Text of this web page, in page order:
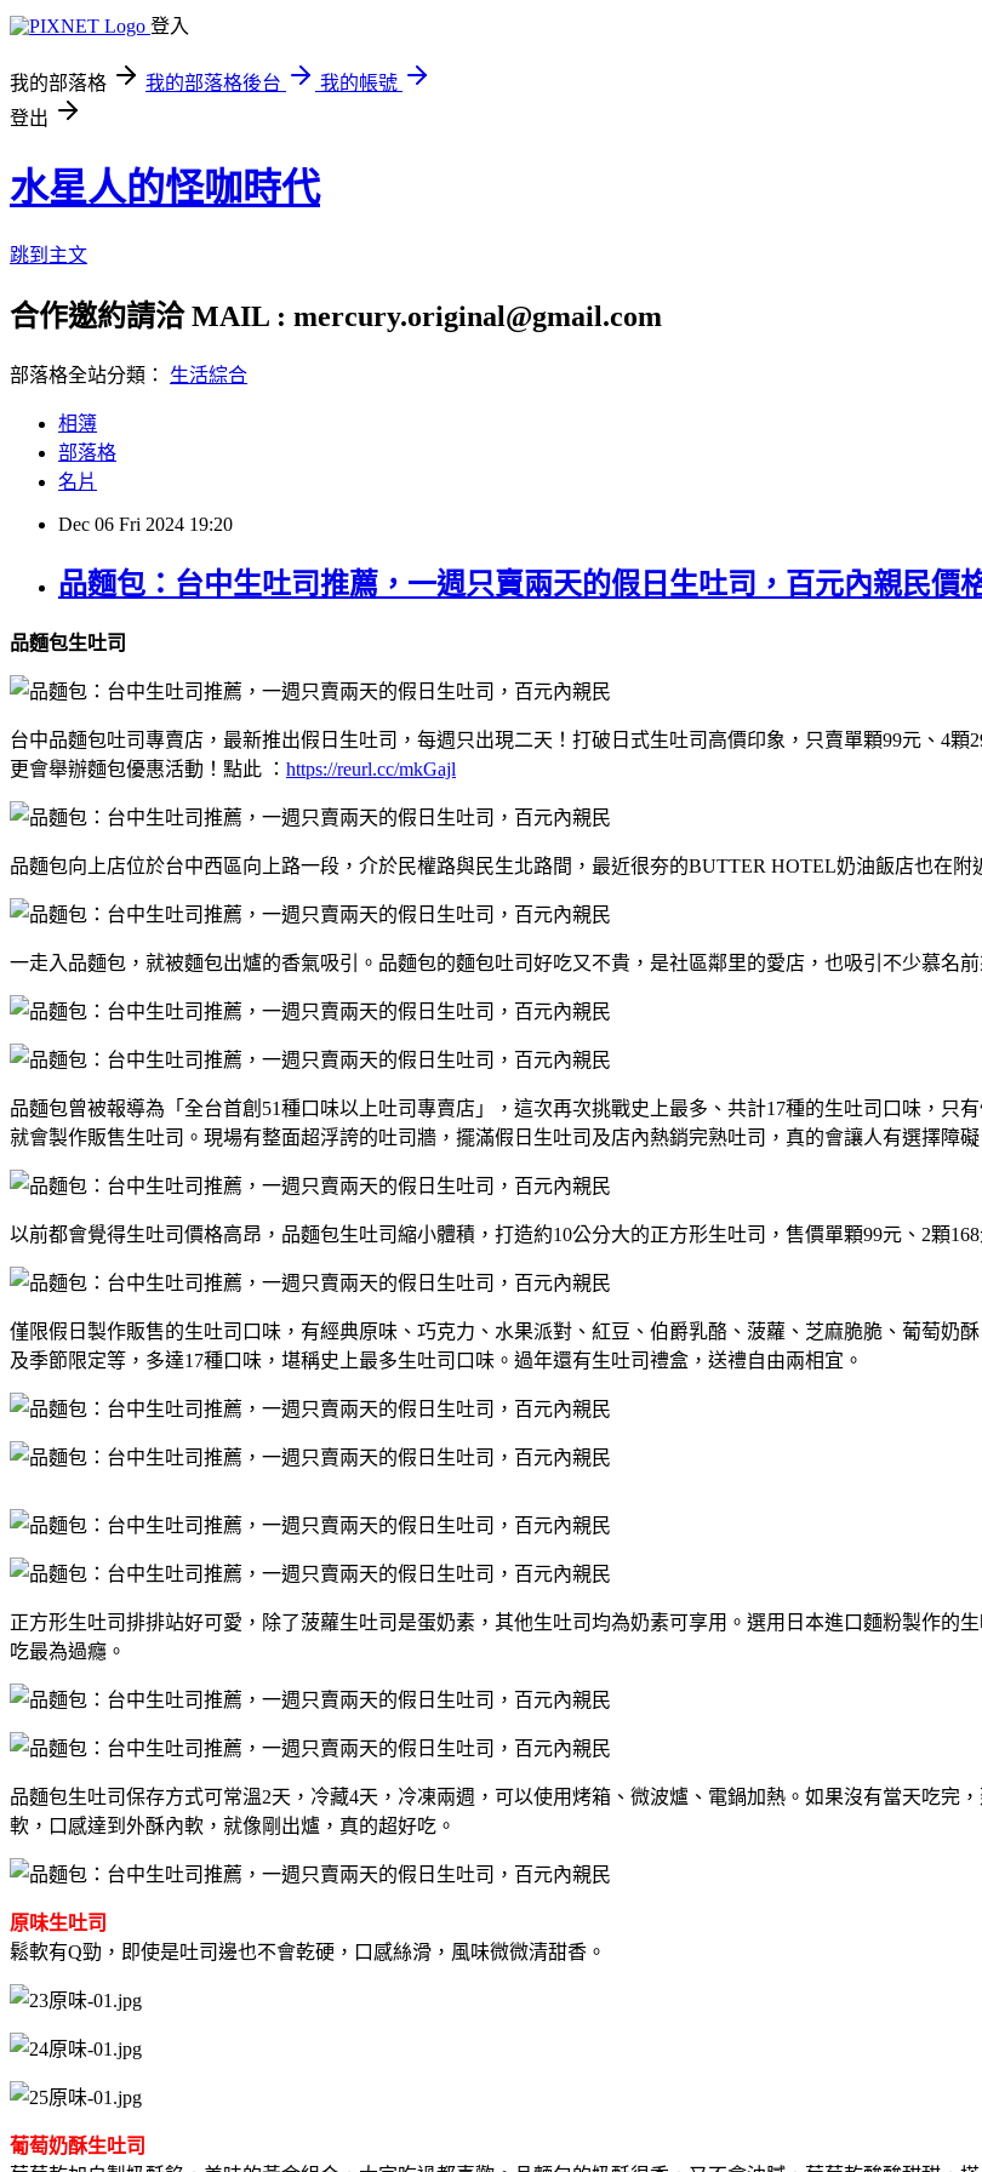
登入
我的部落格 我的部落格後台
我的帳號
登出
水星人的怪咖時代
跳到主文
合作邀約請洽 MAIL : mercury.original@gmail.com
部落格全站分類： 生活綜合
相簿
部落格
名片
Dec 06 Fri 2024 19:20
品麵包：台中生吐司推薦，一週只賣兩天的假日生吐司，百元內親民價
品麵包生吐司
台中品麵包吐司專賣店，最新推出假日生吐司，每週只出現二天！打破日式生吐司高價印象，只賣單顆99元、4
更會舉辦麵包優惠活動！點此 ： https://reurl.cc/mkGajl
品麵包向上店位於台中西區向上路一段，介於民權路與民生北路間，最近很夯的BUTTER HOTEL奶油飯店也在
一走入品麵包，就被麵包出爐的香氣吸引。品麵包的麵包吐司好吃又不貴，是社區鄰里的愛店，也吸引不少慕名前
品麵包曾被報導為「全台首創51種口味以上吐司專賣店」，這次再次挑戰史上最多、共計17種的生吐司口味，只
就會製作販售生吐司。現場有整面超浮誇的吐司牆，擺滿假日生吐司及店內熱銷完熟吐司，真的會讓人有選擇障礙
以前都會覺得生吐司價格高昂，品麵包生吐司縮小體積，打造約10公分大的正方形生吐司，售價單顆99元、2顆
僅限假日製作販售的生吐司口味，有經典原味、巧克力、水果派對、紅豆、伯爵乳酪、菠蘿、芝麻脆脆、葡萄奶
及季節限定等，多達17種口味，堪稱史上最多生吐司口味。過年還有生吐司禮盒，送禮自由兩相宜。
正方形生吐司排排站好可愛，除了菠蘿生吐司是蛋奶素，其他生吐司均為奶素可享用。選用日本進口麵粉製作的
吃最為過癮。
品麵包生吐司保存方式可常溫2天，冷藏4天，冷凍兩週，可以使用烤箱、微波爐、電鍋加熱。如果沒有當天吃完
軟，口感達到外酥內軟，就像剛出爐，真的超好吃。
原味生吐司
鬆軟有Q勁，即使是吐司邊也不會乾硬，口感絲滑，風味微微清甜香。
葡萄奶酥生吐司